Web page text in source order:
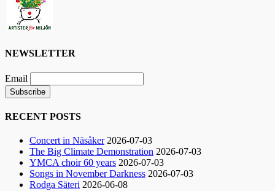
82
2 months ago
Hurra!!
Nu släpps biljetterna till ”Ritsch Ratsch på
NEWSLETTER
Email
RECENT POSTS
Concert in Näsåker 2026-07-03
The Big Climate Demonstration 2026-07-03
YMCA choir 60 years 2026-07-03
Songs in November Darkness 2026-07-03
Rodga Säteri 2026-06-08